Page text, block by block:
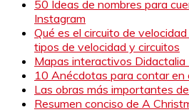
50 Ideas de nombres para
Instagram
Qué es el circuito de
tipos de velocidad y circuitos
Mapas interactivos
10 Anécdotas para contar en
Las obras más importantes
Resumen conciso de A